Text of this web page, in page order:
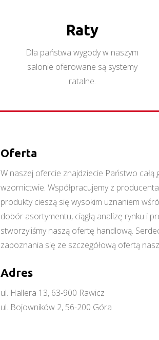
Raty
Dla państwa wygody w naszym
salonie oferowane są systemy
ratalne.
Oferta
W naszej ofercie znajdziecie Państwo
wzornictwie. Współpracujemy z
produkty cieszą się wysokim uznaniem
dobór asortymentu, ciągłą analizę rynku i
stworzyliśmy naszą ofertę handlową.
zapoznania się ze szczegółową ofertą
Adres
ul. Hallera 13, 63-900 Rawicz
ul. Bojowników 2, 56-200 Góra